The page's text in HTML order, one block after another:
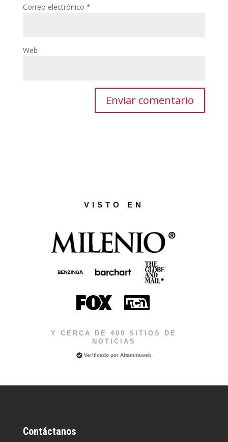
Correo electrónico *
Web
VISTO EN
Y CERCA DE 400 SITIOS DE
NOTICIAS
Verificado porAltamiraweb
Contáctanos